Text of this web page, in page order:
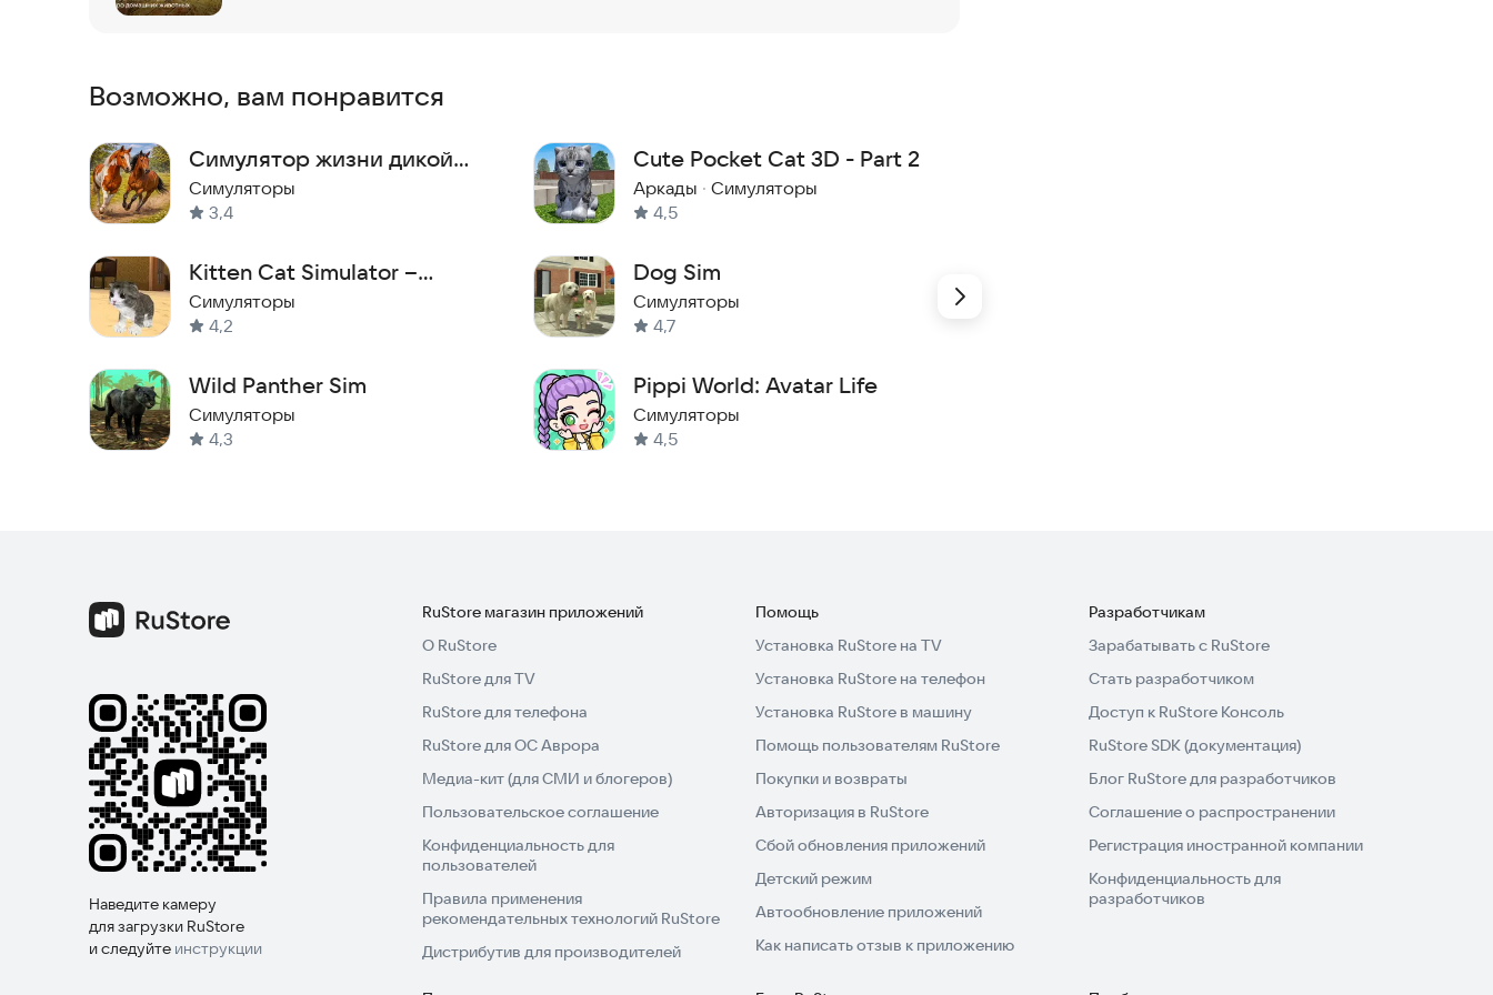
Возможно, вам понравится
Симулятор жизни дикой
лошади 3D
Симуляторы
3,4
Kitten Cat Simulator –
Котёнок Кошка Симулятор
3D
Симуляторы
4,2
Wild Panther Sim
Симуляторы
4,3
Cute Pocket Cat 3D - Part 2
Аркады · Симуляторы
4,5
Dog Sim
Симуляторы
4,7
Pippi World: Avatar Life
Симуляторы
4,5
Наведите камеру
для загрузки RuStore
и следуйте инструкции
RuStore магазин приложений
О RuStore
RuStore для TV
RuStore для телефона
RuStore для ОС Аврора
Медиа-кит (для СМИ и блогеров)
Пользовательское соглашение
Конфиденциальность для
пользователей
Правила применения
рекомендательных технологий RuStore
Дистрибутив для производителей
Помощь
Установка RuStore на TV
Установка RuStore на телефон
Установка RuStore в машину
Помощь пользователям RuStore
Покупки и возвраты
Авторизация в RuStore
Сбой обновления приложений
Детский режим
Автообновление приложений
Как написать отзыв к приложению
Разработчикам
Зарабатывать с RuStore
Стать разработчиком
Доступ к RuStore Консоль
RuStore SDK (документация)
Блог RuStore для разработчиков
Соглашение о распространении
Регистрация иностранной компании
Конфиденциальность для
разработчиков